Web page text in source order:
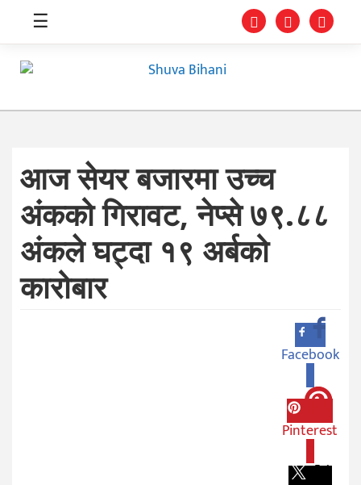
स्वास्थ्य
समाचार
अर्थ
शिक्षा
☰
आज सेयर बजारमा उच्च
अंकको गिरावट, नेप्से ७९.८८
अंकले घट्दा १९ अर्बको
कारोबार
Facebook
Pinterest